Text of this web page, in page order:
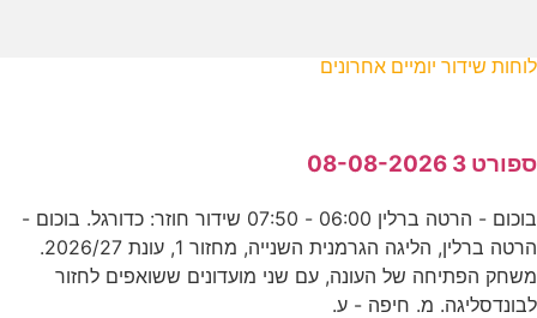
לוחות שידור יומיים אחרונים
ספורט 3 08-08-2026
בוכום - הרטה ברלין 06:00 - 07:50 שידור חוזר: כדורגל. בוכום -
הרטה ברלין, הליגה הגרמנית השנייה, מחזור 1, עונת 2026/27.
משחק הפתיחה של העונה, עם שני מועדונים ששואפים לחזור
לבונדסליגה. מ. חיפה - ע.